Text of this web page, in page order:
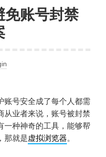
免账号封禁
号安全成了每个人都需
从业者来说，账号被封禁
一种神奇的工具，能够帮
那就是虚拟浏览器。